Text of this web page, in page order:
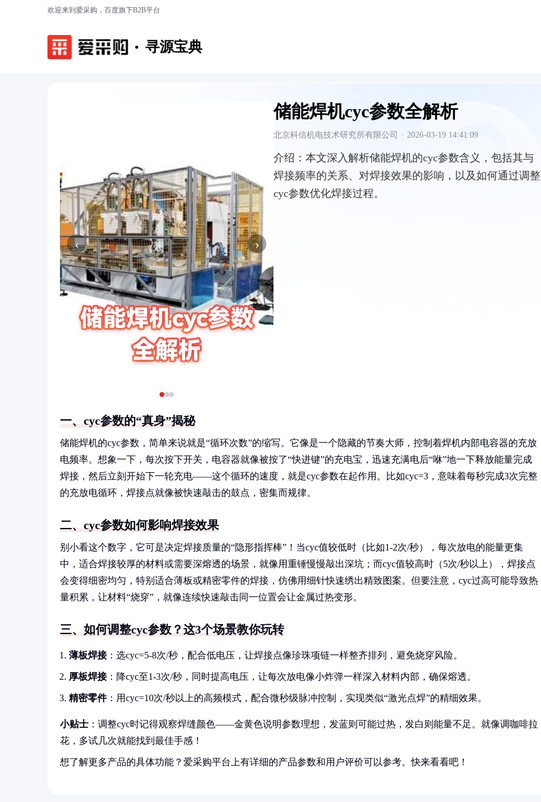
欢迎来到爱采购，百度旗下B2B平台
寻源宝典
‹ ›
储能焊机cyc参数全解析
北京科信机电技术研究所有限公司 · 2026-03-19 14:41:09
介绍： 本文深入解析储能焊机的cyc参数含义，包括其与
焊接频率的关系、对焊接效果的影响，以及如何通过调整
cyc参数优化焊接过程。
一、cyc参数的“真身”揭秘
储能焊机的cyc参数，简单来说就是“循环次数”的缩写。它像是一个隐藏的节奏大师，控制着焊机内部电容器的充放
电频率。想象一下，每次按下开关，电容器就像被按了“快进键”的充电宝，迅速充满电后“咻”地一下释放能量完成
焊接，然后立刻开始下一轮充电——这个循环的速度，就是cyc参数在起作用。比如cyc=3，意味着每秒完成3次完整
的充放电循环，焊接点就像被快速敲击的鼓点，密集而规律。
二、cyc参数如何影响焊接效果
别小看这个数字，它可是决定焊接质量的“隐形指挥棒”！当cyc值较低时（比如1-2次/秒），每次放电的能量更集
中，适合焊接较厚的材料或需要深熔透的场景，就像用重锤慢慢敲出深坑；而cyc值较高时（5次/秒以上），焊接点
会变得细密均匀，特别适合薄板或精密零件的焊接，仿佛用细针快速绣出精致图案。但要注意，cyc过高可能导致热
量积累，让材料“烧穿”，就像连续快速敲击同一位置会让金属过热变形。
三、如何调整cyc参数？这3个场景教你玩转
薄板焊接：选cyc=5-8次/秒，配合低电压，让焊接点像珍珠项链一样整齐排列，避免烧穿风险。
厚板焊接：降cyc至1-3次/秒，同时提高电压，让每次放电像小炸弹一样深入材料内部，确保熔透。
精密零件：用cyc=10次/秒以上的高频模式，配合微秒级脉冲控制，实现类似“激光点焊”的精细效果。
小贴士 ：调整cyc时记得观察焊缝颜色——金黄色说明参数理想，发蓝则可能过热，发白则能量不足。就像调咖啡拉
花，多试几次就能找到最佳手感！
想了解更多产品的具体功能？爱采购平台上有详细的产品参数和用户评价可以参考。快来看看吧！